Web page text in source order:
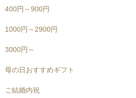
400円～900円
1000円～2900円
3000円～
母の日おすすめギフト
ご結婚内祝